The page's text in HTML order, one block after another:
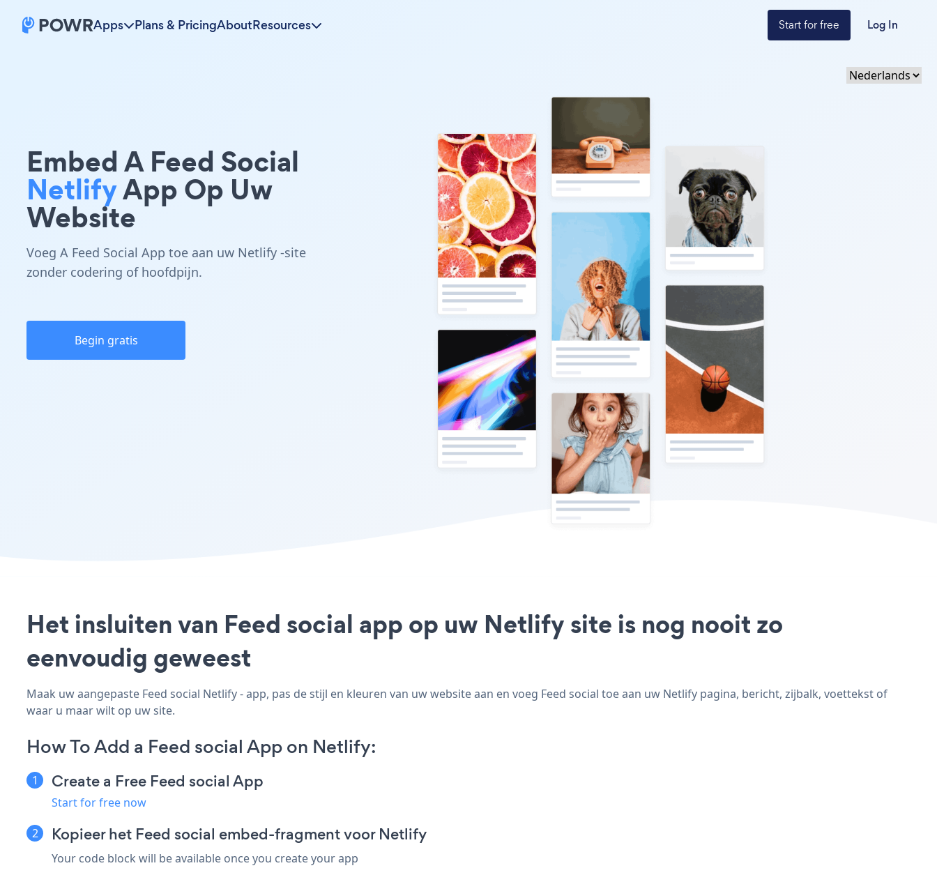
Apps Plans & PricingAboutResources Start for free Log In
Embed A Feed Social
NetlifyApp Op Uw
Website
Voeg A Feed Social App toe aan uw Netlify -site
zonder codering of hoofdpijn.
Begin gratis
Het insluiten van Feed social app op uw Netlify site is nog nooit zo
eenvoudig geweest
Maak uw aangepaste Feed social Netlify - app, pas de stijl en kleuren van uw website aan en voeg Feed social toe aan uw Netlify pagina, bericht, zijbalk, voettekst of
waar u maar wilt op uw site.
How To Add a Feed social App on Netlify:
Create a Free Feed social App
Start for free now
Kopieer het Feed social embed-fragment voor Netlify
Your code block will be available once you create your app